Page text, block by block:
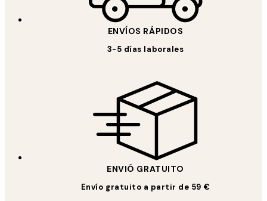
ENVÍOS RÁPIDOS
3-5 días laborales
ENVIÓ GRATUITO
Envío gratuito a partir de 59 €